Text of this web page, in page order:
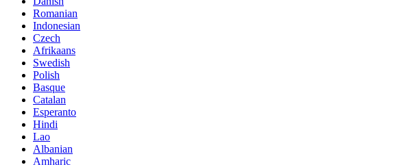
Romanian
Indonesian
Czech
Afrikaans
Swedish
Polish
Basque
Catalan
Esperanto
Hindi
Lao
Albanian
Amharic